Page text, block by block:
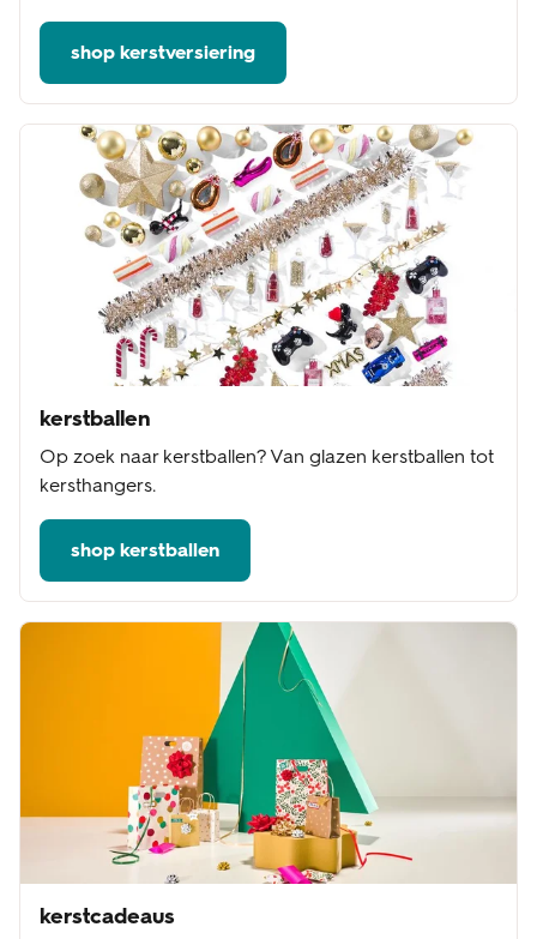
shop kerstversiering
kerstballen
Op zoek naar kerstballen? Van glazen kerstballen tot
kersthangers.
shop kerstballen
kerstcadeaus